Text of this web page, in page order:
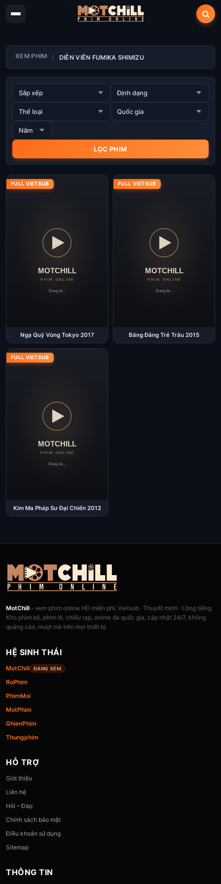
XEM PHIM DIỄN VIÊN FUMIKA SHIMIZU
FULL VIETSUB
Ngạ Quỷ Vùng Tokyo 2017
FULL VIETSUB
Băng Đảng Trẻ Trâu 2015
FULL VIETSUB
Kim Ma Pháp Sư Đại Chiến 2012
MotChill – xem phim online HD miễn phí, Vietsub · Thuyết minh · Lồng tiếng.
Kho phim bộ, phim lẻ, chiếu rạp, anime đa quốc gia, cập nhật 24/7, không
quảng cáo, mượt mà trên mọi thiết bị.
HỆ SINH THÁI
MotChill ĐANG XEM
RoPhim
PhimMoi
MotPhim
GhienPhim
Thungphim
HỖ TRỢ
Giới thiệu
Liên hệ
Hỏi – Đáp
Chính sách bảo mật
Điều khoản sử dụng
Sitemap
THÔNG TIN